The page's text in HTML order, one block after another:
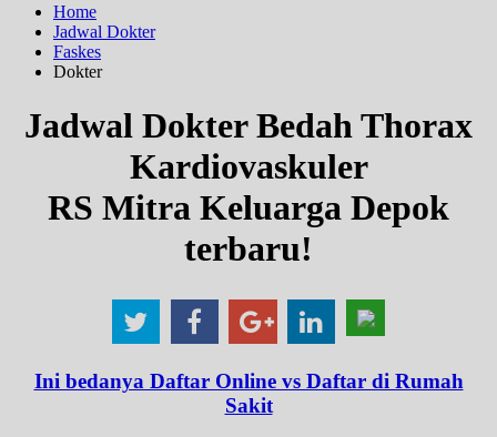
Home
Jadwal Dokter
Faskes
Dokter
Jadwal Dokter Bedah Thorax
Kardiovaskuler
RS Mitra Keluarga Depok
terbaru!
Ini bedanya Daftar Online vs Daftar di Rumah
Sakit